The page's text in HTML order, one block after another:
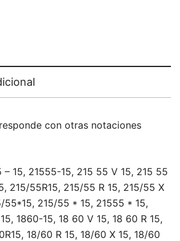
con otras notaciones
15, 21555-15, 215 55 V 15, 215 55
215/55R15, 215/55 R 15, 215/55 X
55*15, 215/55 * 15, 21555 * 15,
1860-15, 18 60 V 15, 18 60 R 15,
18/60 R 15, 18/60 X 15, 18/60